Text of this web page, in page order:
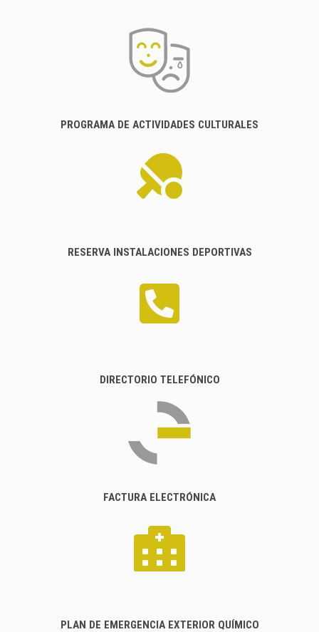
PROGRAMA DE ACTIVIDADES CULTURALES
RESERVA INSTALACIONES DEPORTIVAS
DIRECTORIO TELEFÓNICO
FACTURA ELECTRÓNICA
PLAN DE EMERGENCIA EXTERIOR QUÍMICO